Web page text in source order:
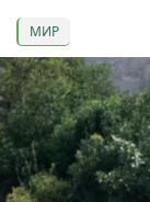
МИР